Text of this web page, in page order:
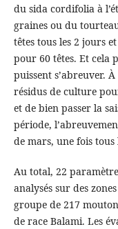
du sida cordifolia à
graines ou du
têtes tous les 2 jours
pour 60 têtes. Et cela
puissent s’abreuver.
résidus de culture
et de bien passer la
période,
de mars, une fois tous
Au total, 22
analysés sur des
groupe de 217
de race Balami. Les